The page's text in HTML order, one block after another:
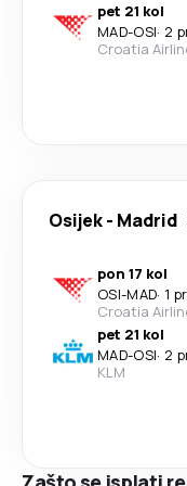
pet 21 kol
MAD-OSI· 2
Croatia
Osijek- Madrid
pon 17 kol
OSI-MAD· 1
Croatia
pet 21 kol
MAD-OSI· 2
KLM